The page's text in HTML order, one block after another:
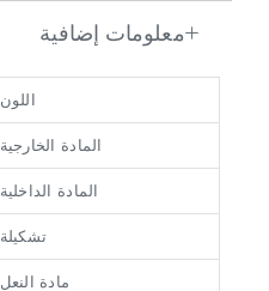
معلومات إضافية
اللون
المادة الخارجية
المادة الداخلية
تشكيلة
مادة النعل